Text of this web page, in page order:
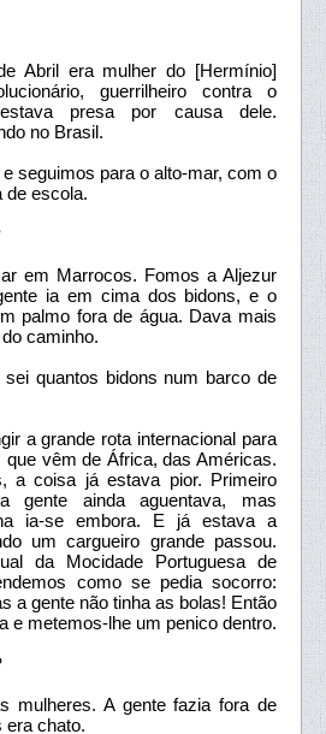
Abril era mulher do [Hermínio]
guerrilheiro contra o
presa por causa dele.
no Brasil.
seguimos para o alto-mar, com o
de escola.
em Marrocos. Fomos a Aljezur
ia em cima dos bidons, e o
palmo fora de água. Dava mais
caminho.
quantos bidons num barco de
a grande rota internacional para
que vêm de África, das Américas.
a coisa já estava pior. Primeiro
gente ainda aguentava, mas
ia-se embora. E já estava a
um cargueiro grande passou.
da Mocidade Portuguesa de
como se pedia socorro:
a gente não tinha as bolas! Então
e metemos-lhe um penico dentro.
mulheres. A gente fazia fora de
era chato.